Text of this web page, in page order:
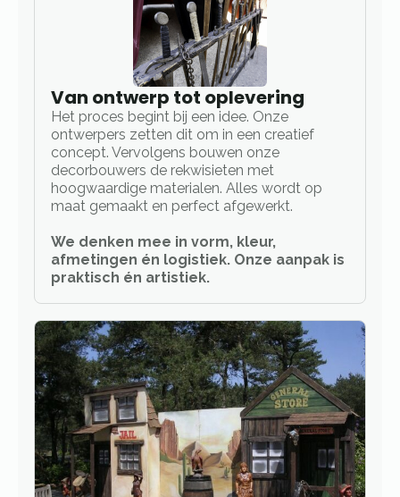
Van ontwerp tot oplevering
Het proces begint bij een idee. Onze
ontwerpers zetten dit om in een creatief
concept. Vervolgens bouwen onze
decorbouwers de rekwisieten met
hoogwaardige materialen. Alles wordt op
maat gemaakt en perfect afgewerkt.
We denken mee in vorm, kleur,
afmetingen én logistiek. Onze aanpak is
praktisch én artistiek.